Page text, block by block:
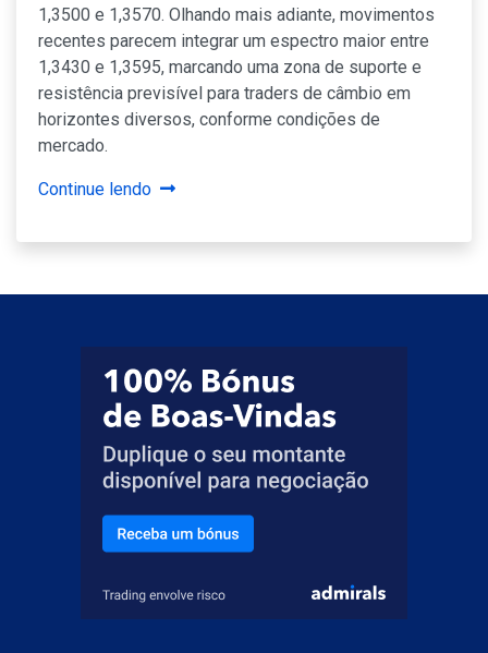
1,3500 e 1,3570. Olhando mais adiante, movimentos
recentes parecem integrar um espectro maior entre
1,3430 e 1,3595, marcando uma zona de suporte e
resistência previsível para traders de câmbio em
horizontes diversos, conforme condições de
mercado.
Continue lendo